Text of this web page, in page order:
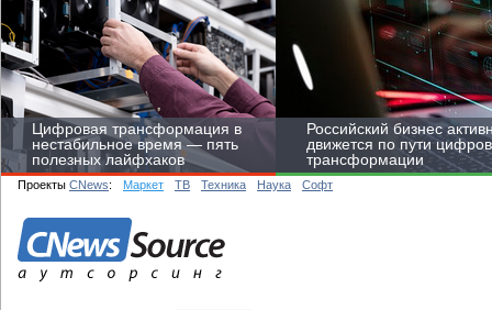
Цифровая трансформация в
нестабильное время — пять
полезных лайфхаков
Российский бизнес
движется по пути
трансформации
Проекты CNews: Маркет ТВ Техника Наука Софт